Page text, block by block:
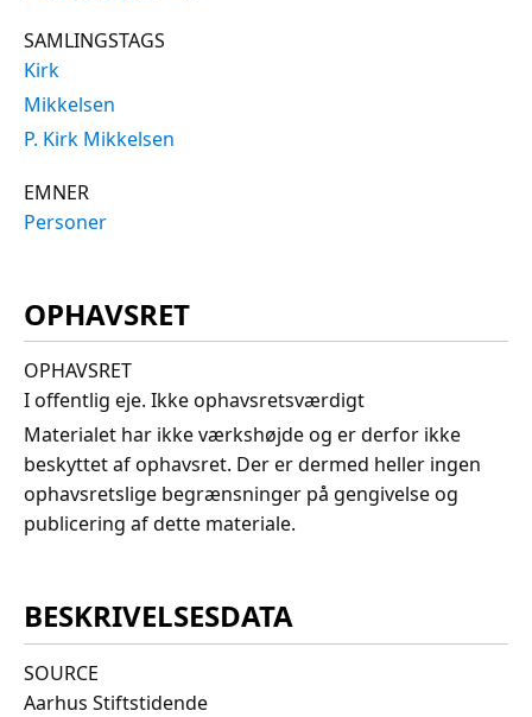
SAMLINGSTAGS
Kirk
Mikkelsen
P. Kirk Mikkelsen
EMNER
Personer
OPHAVSRET
OPHAVSRET
I offentlig eje. Ikke ophavsretsværdigt
Materialet har ikke værkshøjde og er derfor ikke
beskyttet af ophavsret. Der er dermed heller ingen
ophavsretslige begrænsninger på gengivelse og
publicering af dette materiale.
BESKRIVELSESDATA
SOURCE
Aarhus Stiftstidende